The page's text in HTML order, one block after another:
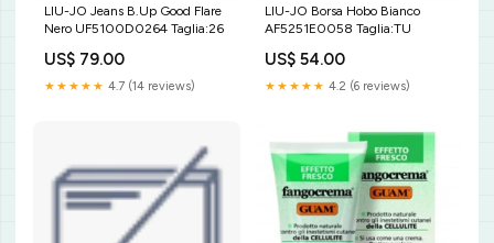
LIU-JO Jeans B.Up Good Flare
Nero UF5100D0264 Taglia:26
US$ 79.00
★★★★★ 4.7 (14 reviews)
LIU-JO Borsa Hobo Bianco
AF5251E0058 Taglia:TU
US$ 54.00
★★★★★ 4.2 (6 reviews)